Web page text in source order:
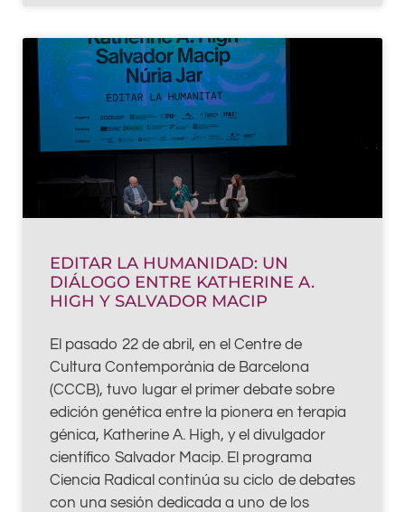
EDITAR LA HUMANIDAD: UN
DIÁLOGO ENTRE KATHERINE A.
HIGH Y SALVADOR MACIP
El pasado 22 de abril, en el Centre de
Cultura Contemporània de Barcelona
(CCCB), tuvo lugar el primer debate sobre
edición genética entre la pionera en terapia
génica, Katherine A. High, y el divulgador
científico Salvador Macip. El programa
Ciencia Radical continúa su ciclo de debates
con una sesión dedicada a uno de los